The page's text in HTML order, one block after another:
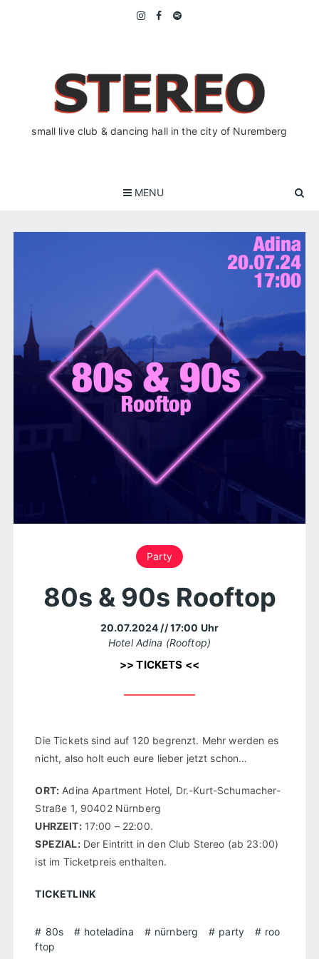
small live club & dancing hall in the city of Nuremberg
MENU
Party
80s & 90s Rooftop
20.07.2024 // 17:00 Uhr
Hotel Adina (Rooftop)
>> TICKETS <<
Die Tickets sind auf 120 begrenzt. Mehr werden es
nicht, also holt euch eure lieber jetzt schon…
ORT: Adina Apartment Hotel, Dr.-Kurt-Schumacher-
Straße 1, 90402 Nürnberg
UHRZEIT:17:00 – 22:00.
SPEZIAL:Der Eintritt in den Club Stereo (ab 23:00)
ist im Ticketpreis enthalten.
TICKETLINK
80s hoteladina nürnberg party
roo
ftop